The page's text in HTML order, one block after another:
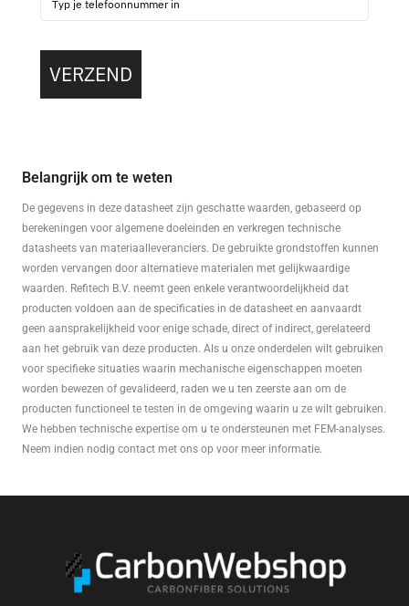
VERZEND
Belangrijk om te weten
De gegevens in deze datasheet zijn geschatte waarden, gebaseerd op
berekeningen voor algemene doeleinden en verkregen technische
datasheets van materiaalleveranciers. De gebruikte grondstoffen kunnen
worden vervangen door alternatieve materialen met gelijkwaardige
waarden. Refitech B.V. neemt geen enkele verantwoordelijkheid dat
producten voldoen aan de specificaties in de datasheet en aanvaardt
geen aansprakelijkheid voor enige schade, direct of indirect, gerelateerd
aan het gebruik van deze producten. Als u onze onderdelen wilt gebruiken
voor specifieke situaties waarin mechanische eigenschappen moeten
worden bewezen of gevalideerd, raden we u ten zeerste aan om de
producten functioneel te testen in de omgeving waarin u ze wilt gebruiken.
We hebben technische expertise om u te ondersteunen met FEM-analyses.
Neem indien nodig contact met ons op voor meer informatie.